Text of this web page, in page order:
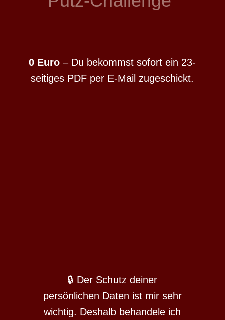
0 Euro – Du bekommst sofort ein 23-
seitiges PDF per E-Mail zugeschickt.
🔒 Der Schutz deiner
persönlichen Daten ist mir sehr
wichtig. Deshalb behandele ich